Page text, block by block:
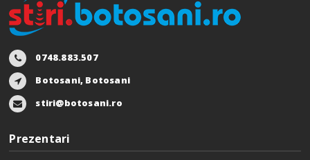
0748.883.507
Botosani, Botosani
stiri@botosani.ro
Prezentari